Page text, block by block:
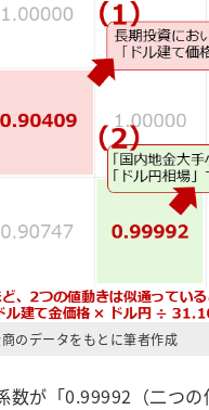
のデータをもとに筆者作成
数が「0.99992（二